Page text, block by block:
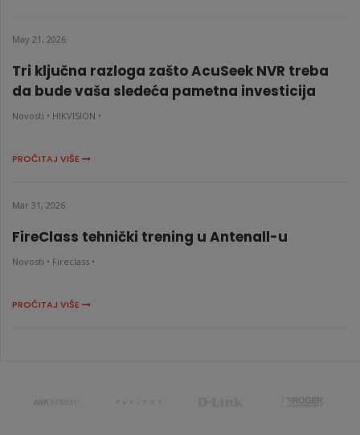
May 21, 2026
Tri ključna razloga zašto AcuSeek NVR treba
da bude vaša sledeća pametna investicija
Novosti • HIKVISION •
PROČITAJ VIŠE
Mar 31, 2026
FireClass tehnički trening u Antenall-u
Novosti • Fireclass •
PROČITAJ VIŠE